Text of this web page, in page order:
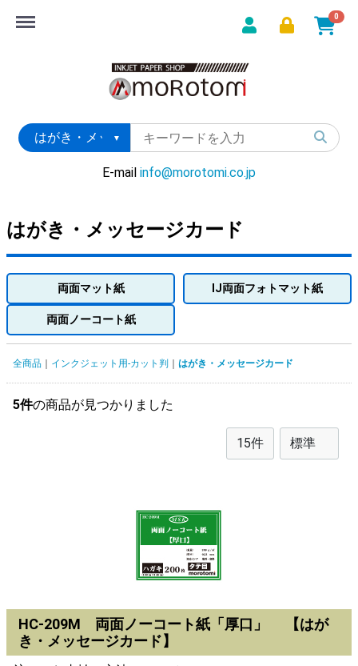
0
E-mail info@morotomi.co.jp
Menu
はがき・メッセージカード
両面マット紙 IJ両面フォトマット紙
両面ノーコート紙
全商品 インクジェット用-カット判 はがき・メッセージカード
5件の商品が見つかりました
HC-209M 両面ノーコート紙「厚口」 【はが
き・メッセージカード】